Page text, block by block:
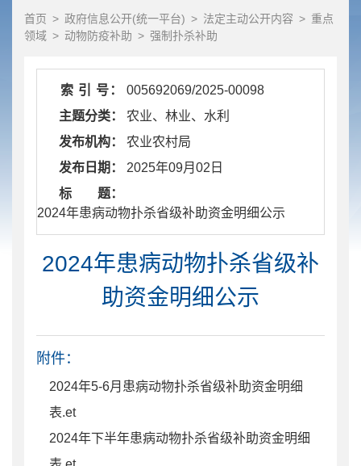
首页 > 政府信息公开(统一平台) > 法定主动公开内容 > 重点
领域 > 动物防疫补助 > 强制扑杀补助
索 引 号：
005692069/2025-00098
主题分类：
农业、林业、水利
发布机构：
农业农村局
发布日期：
2025年09月02日
标 题：
​ 2024年患病动物扑杀省级补助资金明细公示
2024年患病动物扑杀省级补
助资金明细公示
附件：
2024年5-6月患病动物扑杀省级补助资金明细
表.et
2024年下半年患病动物扑杀省级补助资金明细